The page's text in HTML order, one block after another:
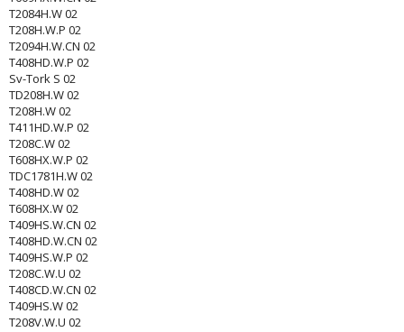
T2084H.W 02
T208H.W.P 02
T2094H.W.CN 02
T408HD.W.P 02
Sv-Tork S 02
TD208H.W 02
T208H.W 02
T411HD.W.P 02
T208C.W 02
T608HX.W.P 02
TDC1781H.W 02
T408HD.W 02
T608HX.W 02
T409HS.W.CN 02
T408HD.W.CN 02
T409HS.W.P 02
T208C.W.U 02
T408CD.W.CN 02
T409HS.W 02
T208V.W.U 02